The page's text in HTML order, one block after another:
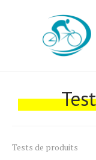
Tests de produits